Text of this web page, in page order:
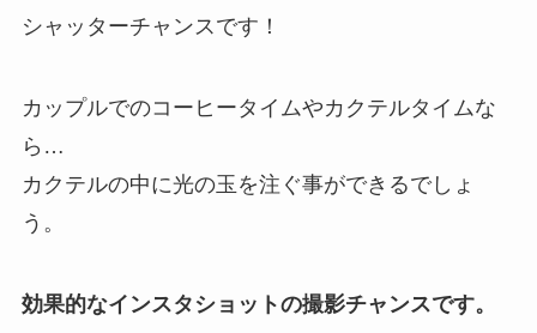
シャッターチャンスです！
カップルでのコーヒータイムやカクテルタイムな
ら…
カクテルの中に光の玉を注ぐ事ができるでしょ
う。
効果的なインスタショットの撮影チャンスです。